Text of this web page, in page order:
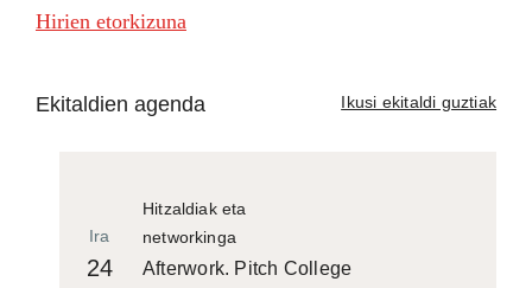
Hirien etorkizuna
Ekitaldien agenda Ikusi ekitaldi guztiak
Hitzaldiak eta
networkinga
Ira
24
Afterwork. Pitch College